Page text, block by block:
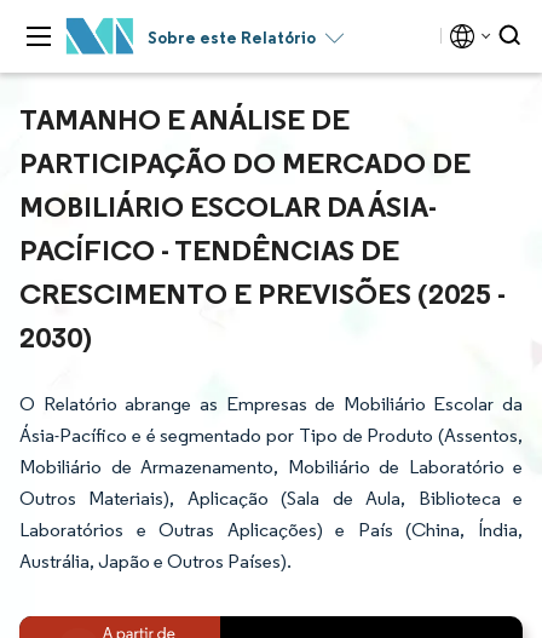
Sobre este Relatório
TAMANHO E ANÁLISE DE
PARTICIPAÇÃO DO MERCADO DE
MOBILIÁRIO ESCOLAR DA ÁSIA-
PACÍFICO - TENDÊNCIAS DE
CRESCIMENTO E PREVISÕES (2025 -
2030)
O Relatório abrange as Empresas de Mobiliário Escolar da
Ásia-Pacífico e é segmentado por Tipo de Produto (Assentos,
Mobiliário de Armazenamento, Mobiliário de Laboratório e
Outros Materiais), Aplicação (Sala de Aula, Biblioteca e
Laboratórios e Outras Aplicações) e País (China, Índia,
Austrália, Japão e Outros Países).